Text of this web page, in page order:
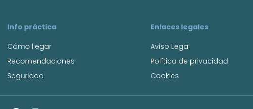
Info práctica
Cómo llegar
Recomendaciones
Seguridad
Enlaces legales
Aviso Legal
Política de privacidad
Cookies